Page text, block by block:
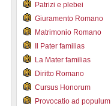
Patrizi e plebei
Giuramento Romano
Matrimonio Romano
Il Pater familias
La Mater familias
Diritto Romano
Cursus Honorum
Provocatio ad populum